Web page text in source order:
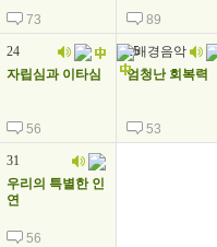
73 89
24
자립심과 이타심
56
25
엄청난 회복력
53
31
우리의 특별한 인
연
56